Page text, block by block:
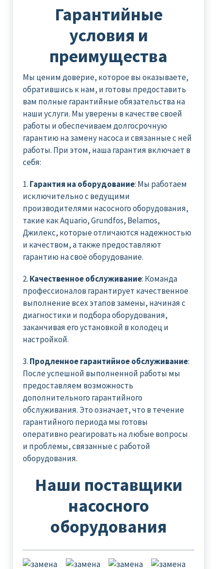
Гарантийные
условия и
преимущества
Мы ценим доверие, которое вы оказываете,
обратившись к нам, и готовы предоставить
вам полные гарантийные обязательства на
наши услуги. Мы уверены в качестве своей
работы и обеспечиваем долгосрочную
гарантию на замену насоса и связанные с ней
работы. При этом, наша гарантия включает в
себя:
1. Гарантия на оборудование: Мы работаем
исключительно с ведущими
производителями насосного оборудования,
такие как Aquario, Grundfos, Belamos,
Джилекс, которые отличаются надежностью
и качеством, а также предоставляют
гарантию на своё оборудование.
2. Качественное обслуживание: Команда
профессионалов гарантирует качественное
выполнение всех этапов замены, начиная с
диагностики и подбора оборудования,
заканчивая его установкой в колодец и
настройкой.
3. Продленное гарантийное обслуживание:
После успешной выполненной работы мы
предоставляем возможность
дополнительного гарантийного
обслуживания. Это означает, что в течение
гарантийного периода мы готовы
оперативно реагировать на любые вопросы
и проблемы, связанные с работой
оборудования.
Наши поставщики
насосного
оборудования